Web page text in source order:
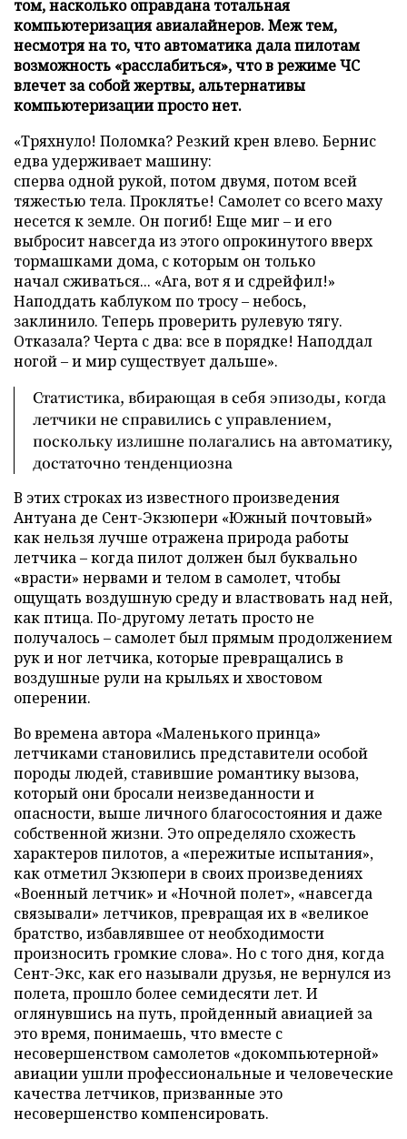
том, насколько оправдана тотальная
компьютеризация авиалайнеров. Меж тем,
несмотря на то, что автоматика дала пилотам
возможность «расслабиться», что в режиме ЧС
влечет за собой жертвы, альтернативы
компьютеризации просто нет.
«Тряхнуло! Поломка? Резкий крен влево. Бернис
едва удерживает машину:
сперва одной рукой, потом двумя, потом всей
тяжестью тела. Проклятье! Самолет со всего маху
несется к земле. Он погиб! Еще миг – и его
выбросит навсегда из этого опрокинутого вверх
тормашками дома, с которым он только
начал сживаться... «Ага, вот я и сдрейфил!»
Наподдать каблуком по тросу – небось,
заклинило. Теперь проверить рулевую тягу.
Отказала? Черта с два: все в порядке! Наподдал
ногой – и мир существует дальше».
Статистика, вбирающая в себя эпизоды, когда
летчики не справились с управлением,
поскольку излишне полагались на автоматику,
достаточно тенденциозна
В этих строках из известного произведения
Антуана де Сент-Экзюпери «Южный почтовый»
как нельзя лучше отражена природа работы
летчика – когда пилот должен был буквально
«врасти» нервами и телом в самолет, чтобы
ощущать воздушную среду и властвовать над ней,
как птица. По-другому летать просто не
получалось – самолет был прямым продолжением
рук и ног летчика, которые превращались в
воздушные рули на крыльях и хвостовом
оперении.
Во времена автора «Маленького принца»
летчиками становились представители особой
породы людей, ставившие романтику вызова,
который они бросали неизведанности и
опасности, выше личного благосостояния и даже
собственной жизни. Это определяло схожесть
характеров пилотов, а «пережитые испытания»,
как отметил Экзюпери в своих произведениях
«Военный летчик» и «Ночной полет», «навсегда
связывали» летчиков, превращая их в «великое
братство, избавлявшее от необходимости
произносить громкие слова». Но с того дня, когда
Сент-Экс, как его называли друзья, не вернулся из
полета, прошло более семидесяти лет. И
оглянувшись на путь, пройденный авиацией за
это время, понимаешь, что вместе с
несовершенством самолетов «докомпьютерной»
авиации ушли профессиональные и человеческие
качества летчиков, призванные это
несовершенство компенсировать.